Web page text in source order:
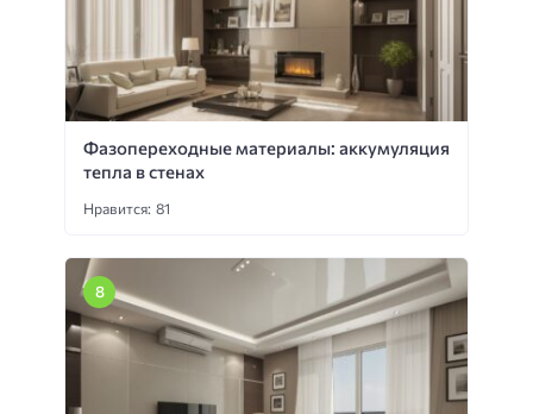
Фазопереходные материалы: аккумуляция
тепла в стенах
Нравится: 81